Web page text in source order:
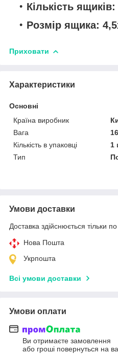
Кількість
Розмір ящика:
Приховати
Характеристики
Основні
Країна виробник
Вага
Кількість в упаковці
1
Тип
Умови доставки
Доставка здійснюється тільки
Нова Пошта
Укрпошта
Всі умови доставки
Умови оплати
Ви отримаєте замовлення
або гроші повернуться на